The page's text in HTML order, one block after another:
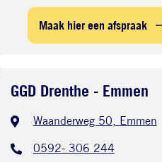
Maak hier een afspraak
GGD Drenthe - Emmen
Waanderweg 50, Emmen
0592- 306 244